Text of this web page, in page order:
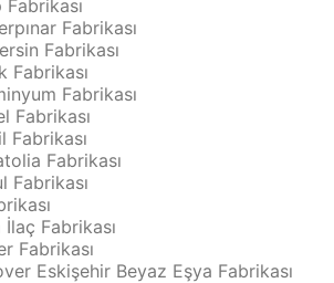
Fabrikası
Fabrikası
Fabrikası
Fabrikası
Fabrikası
Fabrikası
Fabrikası
Fabrikası
Fabrikası
Fabrikası
Eskişehir Beyaz Eşya Fabrikası